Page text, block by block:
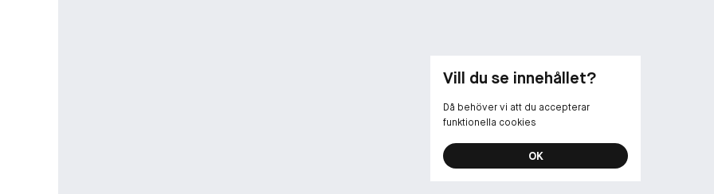
Vill du se innehållet?
Då behöver vi att du accepterar
funktionella cookies
OK